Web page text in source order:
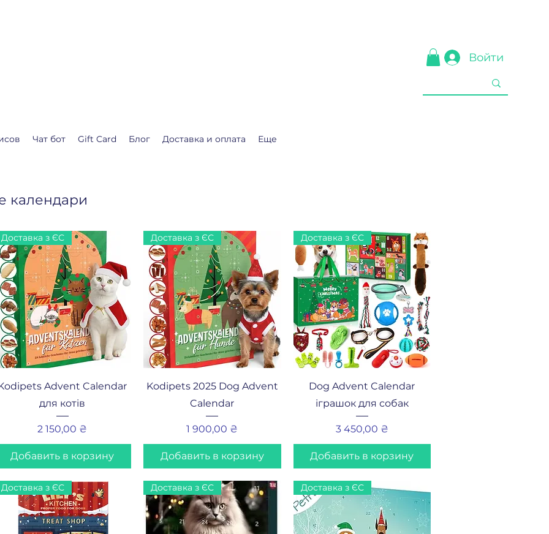
Войти
Чат бот Gift Card Блог Доставка и оплата Еще
календари
Быстрый просмотр
Доставка з ЄС
Advent Calendar
для котів
Цена
2 150,00 ₴
Добавить в корзину
Быстрый просмотр
Доставка з ЄС
Kodipets 2025 Dog Advent
Calendar
Цена
1 900,00 ₴
Добавить в корзину
Быстрый просмотр
Доставка з ЄС
Dog Advent Calendar
іграшок для собак
Цена
3 450,00 ₴
Добавить в корзину
Доставка з ЄС Доставка з ЄС Доставка з ЄС